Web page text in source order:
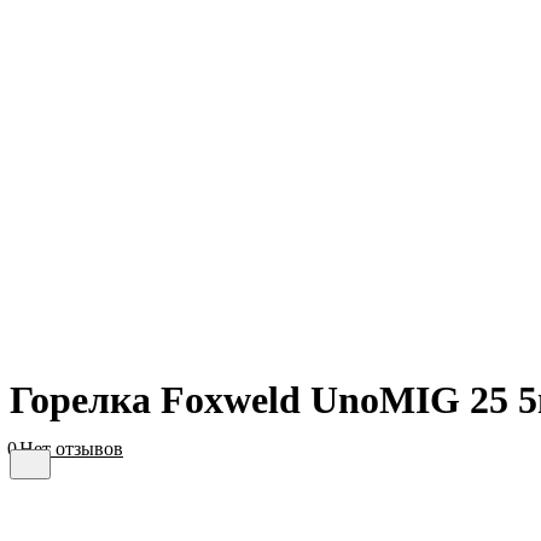
Горелка Foxweld UnoMIG 25
0Нет отзывов